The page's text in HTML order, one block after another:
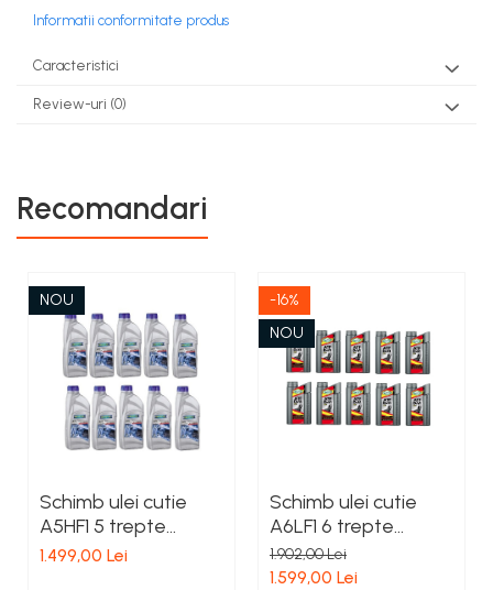
Informatii conformitate produs
Caracteristici
Review-uri (0)
Recomandari
NOU
Schimb ulei cutie
A5HF1 5 trepte
Hyundai
1.499,00 Lei
-16%
NOU
Schimb ulei cutie
A6LF1 6 trepte
Hyundai
1.902,00 Lei
1.599,00 Lei